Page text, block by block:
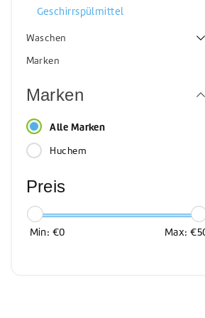
Geschirrspülmittel
Waschen
Marken
Marken
Alle Marken
Huchem
Preis
Min: €0 Max: €